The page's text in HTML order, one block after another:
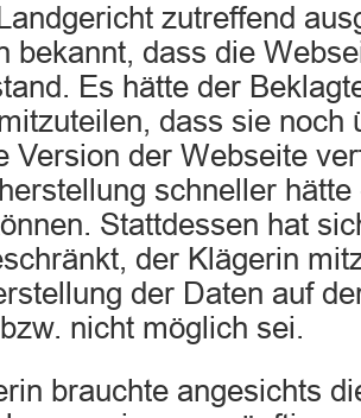
zutreffend
bekannt, dass die
Es hätte der
dass sie noch
Version der Webseite
schneller
Stattdessen hat
der Klägerin
der Daten auf
nicht möglich sei.
brauchte angesichts